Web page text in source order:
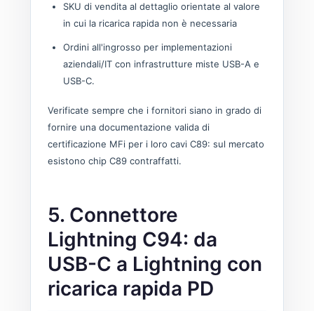
SKU di vendita al dettaglio orientate al valore
in cui la ricarica rapida non è necessaria
Ordini all'ingrosso per implementazioni
aziendali/IT con infrastrutture miste USB-A e
USB-C.
Verificate sempre che i fornitori siano in grado di
fornire una documentazione valida di
certificazione MFi per i loro cavi C89: sul mercato
esistono chip C89 contraffatti.
5. Connettore
Lightning C94: da
USB-C a Lightning con
ricarica rapida PD